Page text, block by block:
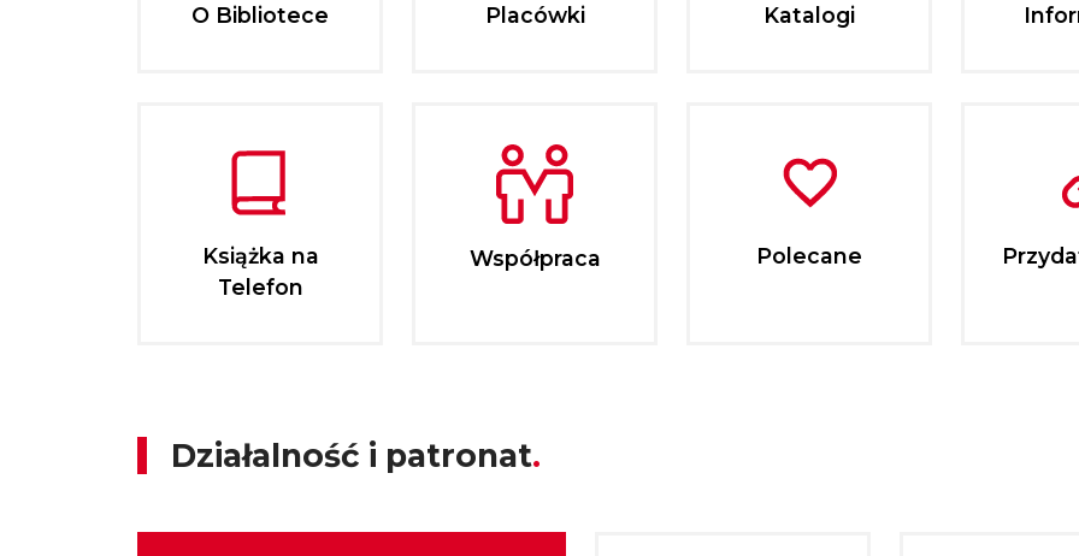
O Bibliotece Placówki Katalogi
Książka na
Telefon
Współpraca Polecane
Działalność i patronat